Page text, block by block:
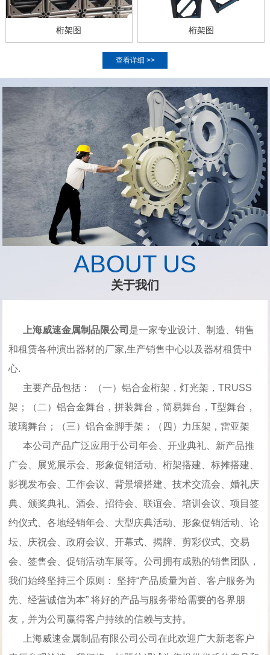
桁架图 桁架图
查看详细 >>
ABOUT US
关于我们
上海威速金属制品限公司 是一家专业设计、制造、销售
和租赁各种演出器材的厂家,生产销售中心以及器材租赁中
心.
主要产品包括： （一）铝合金桁架，灯光架，TRUSS
架；（二）铝合金舞台，拼装舞台，简易舞台，T型舞台，
玻璃舞台；（三）铝合金脚手架；（四）力压架，雷亚架
本公司产品广泛应用于公司年会、开业典礼、新产品推
广会、展览展示会、形象促销活动、桁架搭建、标摊搭建、
影视发布会、工作会议、背景墙搭建、技术交流会、婚礼庆
典、颁奖典礼、酒会、招待会、联谊会、培训会议、项目签
约仪式、各地经销年会、大型庆典活动、形象促销活动、论
坛、庆祝会、政府会议、开幕式、揭牌、剪彩仪式、交易
会、签售会、促销活动车展等。公司拥有成熟的销售团队，
我们始终坚持三个原则： 坚持“产品质量为首、客户服务为
先、经营诚信为本” 将好的产品与服务带给需要的各界朋
友，并为公司赢得客户持续的信赖与支持。
上海威速金属制品有限公司公司在此欢迎广大新老客户